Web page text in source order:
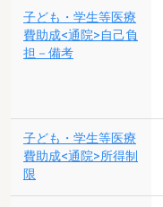
子ども・学生等医療
費助成<通院>自己負
担－備考
子ども・学生等医療
費助成<通院>所得制
限